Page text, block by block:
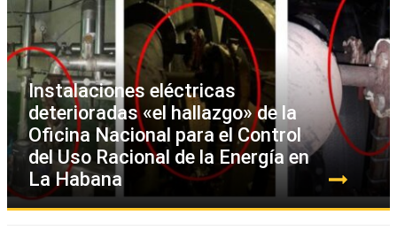
Instalaciones eléctricas
deterioradas «el hallazgo» de la
Oficina Nacional para el Control
del Uso Racional de la Energía en
La Habana